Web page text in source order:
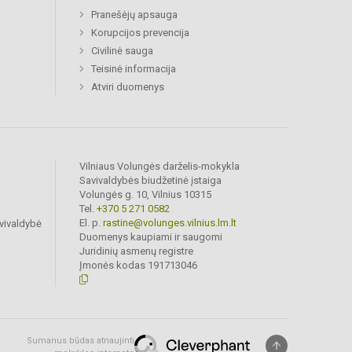
Pranešėjų apsauga
Korupcijos prevencija
Civilinė sauga
Teisinė informacija
Atviri duomenys
Vilniaus Volungės darželis-mokykla
Savivaldybės biudžetinė įstaiga
Volungės g. 10, Vilnius 10315
Tel. +370 5 271 0582
El. p. rastine@volunges.vilnius.lm.lt
Duomenys kaupiami ir saugomi
Juridinių asmenų registre
Įmonės kodas 191713046
Sumanus būdas atnaujinti